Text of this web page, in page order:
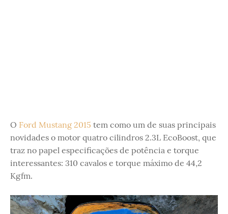
O Ford Mustang 2015 tem como um de suas principais
novidades o motor quatro cilindros 2.3L EcoBoost, que
traz no papel especificações de potência e torque
interessantes: 310 cavalos e torque máximo de 44,2
Kgfm.